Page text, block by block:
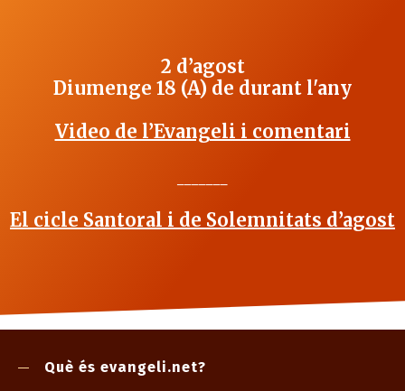
2 d’agost
Diumenge 18 (A) de durant l'any
Video de l’Evangeli i comentari
El cicle Santoral i de Solemnitats d’agost
Què és evangeli.net?